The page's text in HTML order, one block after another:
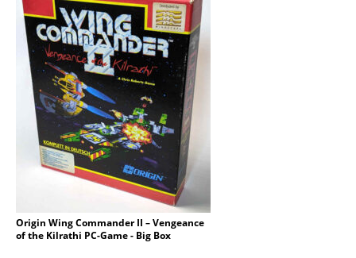
Origin Wing Commander II – Vengeance
of the Kilrathi PC-Game - Big Box